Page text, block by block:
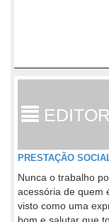
PRESTAÇÃO
Nunca o trabalho
acessória de quem
visto como uma